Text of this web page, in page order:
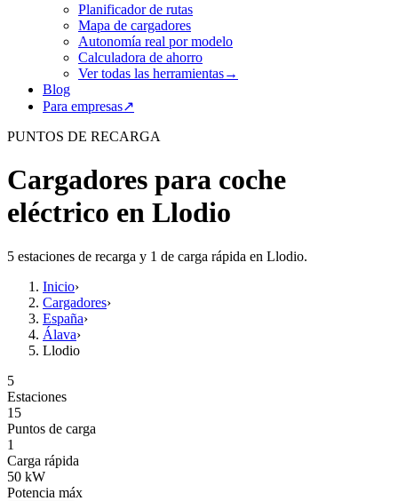
Planificador de rutas
Mapa de cargadores
Autonomía real por modelo
Calculadora de ahorro
Ver todas las herramientas→
Blog
Para empresas↗
PUNTOS DE RECARGA
Cargadores para coche
eléctrico en Llodio
5 estaciones de recarga y 1 de carga rápida en Llodio.
Inicio›
Cargadores›
España›
Álava›
Llodio
5
Estaciones
15
Puntos de carga
1
Carga rápida
50 kW
Potencia máx